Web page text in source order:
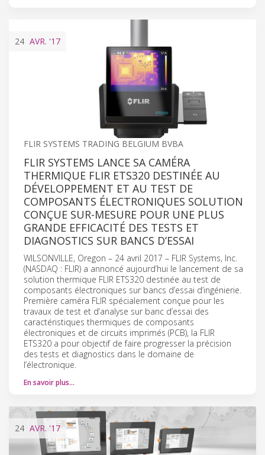
24 AVR. '17
FLIR SYSTEMS TRADING BELGIUM BVBA
FLIR SYSTEMS LANCE SA CAMÉRA
THERMIQUE FLIR ETS320 DESTINÉE AU
DÉVELOPPEMENT ET AU TEST DE
COMPOSANTS ÉLECTRONIQUES SOLUTION
CONÇUE SUR-MESURE POUR UNE PLUS
GRANDE EFFICACITÉ DES TESTS ET
DIAGNOSTICS SUR BANCS D’ESSAI
WILSONVILLE, Oregon – 24 avril 2017 – FLIR Systems, Inc.
(NASDAQ : FLIR) a annoncé aujourd’hui le lancement de sa
solution thermique FLIR ETS320 destinée au test de
composants électroniques sur bancs d’essai d’ingénierie.
Première caméra FLIR spécialement conçue pour les
travaux de test et d’analyse sur banc d’essai des
caractéristiques thermiques de composants
électroniques et de circuits imprimés (PCB), la FLIR
ETS320 a pour objectif de faire progresser la précision
des tests et diagnostics dans le domaine de
l’électronique.
En savoir plus…
24 AVR. '17